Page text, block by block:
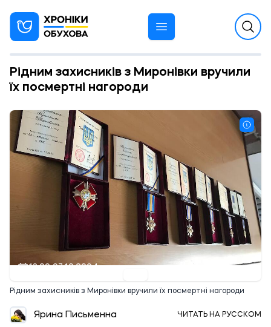
Рідним захисників з Миронівки вручили
їх посмертні нагороди
13:00 07.10.2024
Рідним захисників з Миронівки вручили їх посмертні нагороди
Ярина Письменна ЧИТАТЬ НА РУССКОМ